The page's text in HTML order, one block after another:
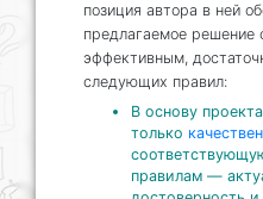
позиция автора в ней
предлагаемое решение
эффективным,
следующих правил:
В основу
только
правилам —